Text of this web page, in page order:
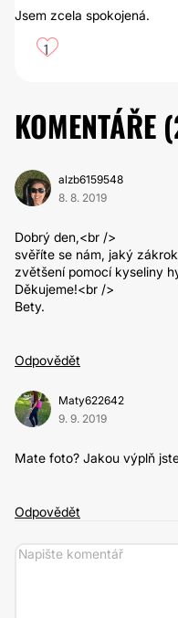
Jsem zcela spokojená.
1
KOMENTÁŘE (
alzb6159548
8. 8. 2019
Dobrý den,<br />
svěříte se nám, jaký
zvětšení pomocí kyseliny
Děkujeme!<br />
Bety.
Odpovědět
Maty622642
9. 9. 2019
Mate foto? Jakou výplň
Odpovědět